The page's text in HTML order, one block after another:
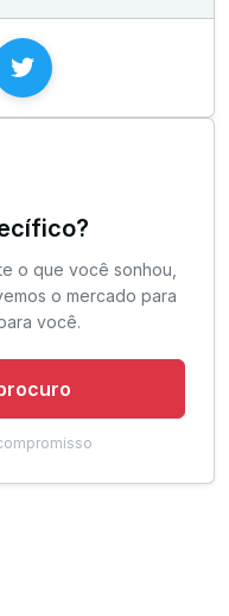
o que você sonhou,
o mercado para
você.